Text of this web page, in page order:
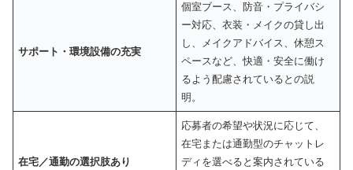
サポート・環境設備の充実
個室ブース、防音・プライバシ
ー対応、衣装・メイクの貸し出
し、メイクアドバイス、休憩ス
ペースなど、快適・安全に働け
るよう配慮されているとの説
明。
在宅／通勤の選択肢あり
応募者の希望や状況に応じて、
在宅または通勤型のチャットレ
ディを選べると案内されている